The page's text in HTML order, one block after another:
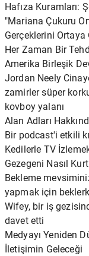
Hafıza Kuramları:
"Mariana Çukuru
Gerçeklerini Ortaya
Her Zaman Bir
Amerika Birleşik
Jordan Neely
zamirler süper
kovboy yalanı
Alan Adları
Bir podcast'i etkili
Kedilerle TV
Gezegeni Nasıl
Bekleme
yapmak için
Wifey, bir iş
davet etti
Medyayı Yeniden
İletişimin Geleceği